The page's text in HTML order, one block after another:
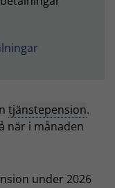
tjänstepension.
när i månaden
under 2026